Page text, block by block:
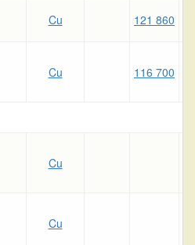
Cu 121 860
Cu 116 700
Cu
Cu